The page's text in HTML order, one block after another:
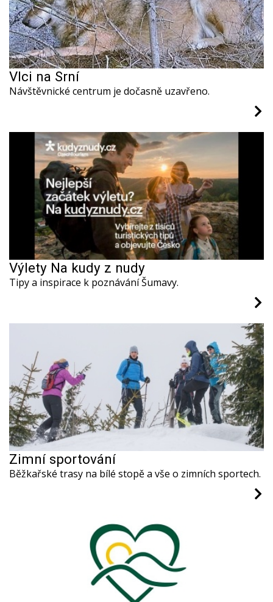
Vlci na Srní
Návštěvnické centrum je dočasně uzavřeno.
Výlety Na kudy z nudy
Tipy a inspirace k poznávání Šumavy.
Zimní sportování
Běžkařské trasy na bílé stopě a vše o zimních sportech.